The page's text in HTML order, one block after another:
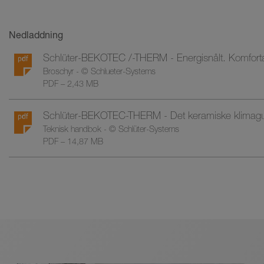
Nedladdning
Schlüter-BEKOTEC /-THERM - Energisnålt.
Broschyr - © Schlueter-Systems
PDF – 2,43 MB
Schlüter-BEKOTEC-THERM - Det keramiske
Teknisk handbok - © Schlüter-Systems
PDF – 14,87 MB